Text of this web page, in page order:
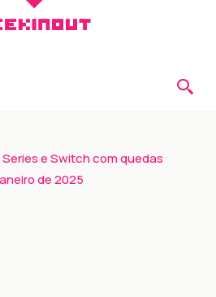
e Switch com quedas
de 2025